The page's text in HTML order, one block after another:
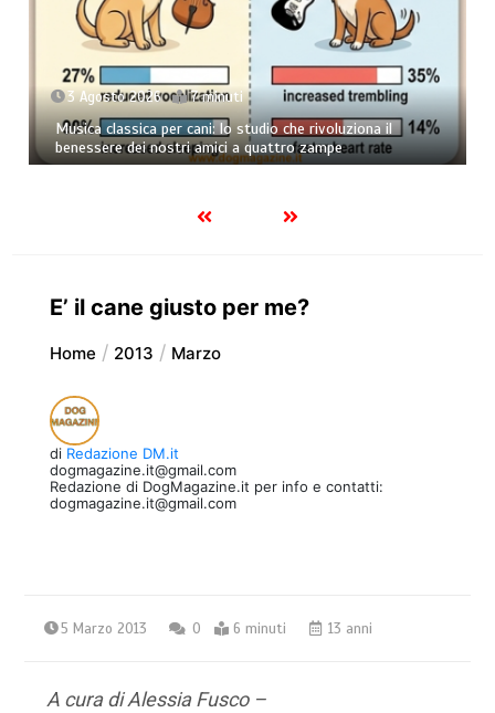
2026 7 minuti
per cani: lo studio che rivoluziona il
nostri amici a quattro zampe
24 Febbraio
Esistono
E’ il cane giusto per me?
Home 2013 Marzo
di Redazione DM.it
dogmagazine.it@gmail.com
Redazione di DogMagazine.it per info e contatti:
dogmagazine.it@gmail.com
5 Marzo 2013 0 6 minuti 13 anni
A cura di Alessia Fusco –